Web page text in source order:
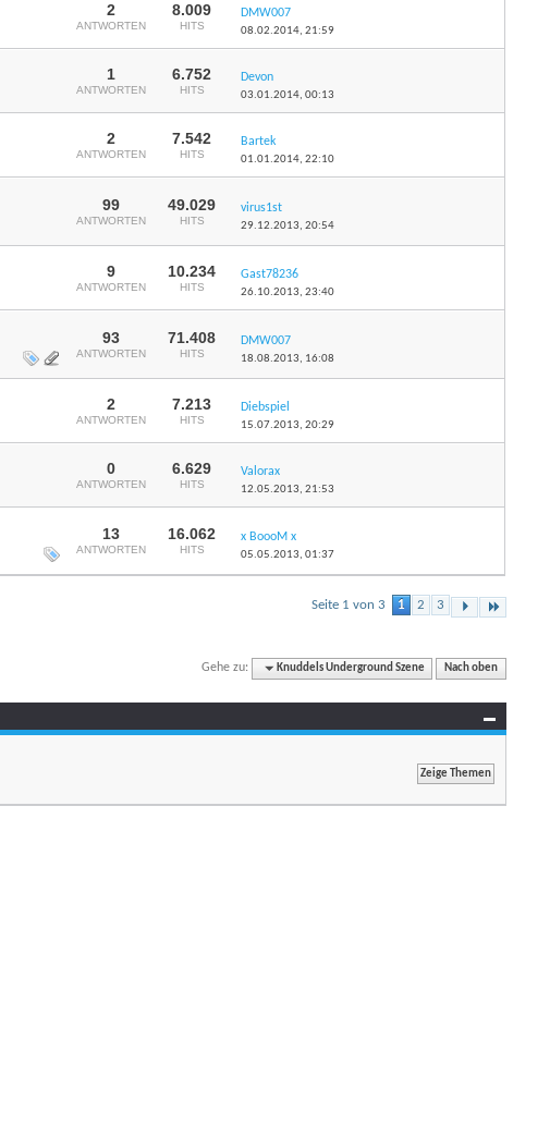
2
ANTWORTEN
8.009
HITS
DMW007
08.02.2014,21:59
1
ANTWORTEN
6.752
HITS
Devon
03.01.2014,00:13
2
ANTWORTEN
7.542
HITS
Bartek
01.01.2014,22:10
99
ANTWORTEN
49.029
HITS
virus1st
29.12.2013,20:54
9
ANTWORTEN
10.234
HITS
Gast78236
26.10.2013,23:40
93
ANTWORTEN
71.408
HITS
DMW007
18.08.2013, 16:08
2
ANTWORTEN
7.213
HITS
Diebspiel
15.07.2013,20:29
0
ANTWORTEN
6.629
HITS
Valorax
12.05.2013,21:53
13
ANTWORTEN
16.062
HITS
x BoooM x
05.05.2013,01:37
Seite 1 von 3 1 2 3
Gehe zu: Knuddels Underground Szene Nach oben